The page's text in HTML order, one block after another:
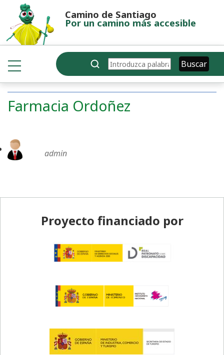
Pasar al contenido principal
Camino de Santiago
Por un camino más accesible
Buscar Buscar
Farmacia Ordoñez
admin
Proyecto financiado por